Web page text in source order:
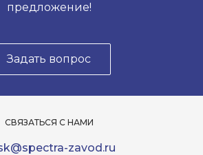
предложение!
Задать вопрос
СВЯЗАТЬСЯ С НАМИ
zavod.ru